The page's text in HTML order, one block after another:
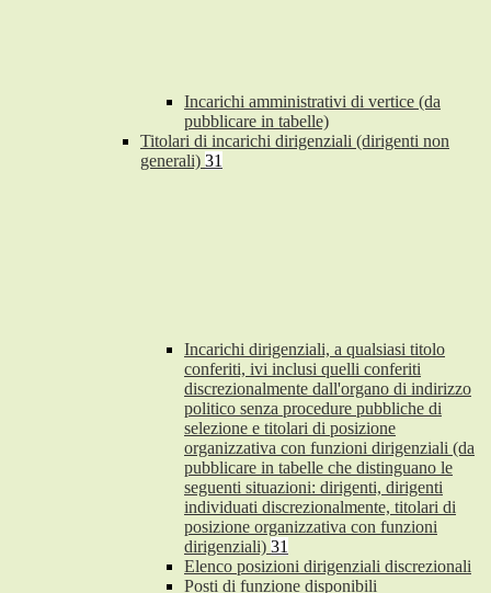
Incarichi amministrativi di vertice (da
pubblicare in tabelle)
Titolari di incarichi dirigenziali (dirigenti non
generali) 31
Incarichi dirigenziali, a qualsiasi titolo
conferiti, ivi inclusi quelli conferiti
discrezionalmente dall'organo di indirizzo
politico senza procedure pubbliche di
selezione e titolari di posizione
organizzativa con funzioni dirigenziali (da
pubblicare in tabelle che distinguano le
seguenti situazioni: dirigenti, dirigenti
individuati discrezionalmente, titolari di
posizione organizzativa con funzioni
dirigenziali) 31
Elenco posizioni dirigenziali discrezionali
Posti di funzione disponibili